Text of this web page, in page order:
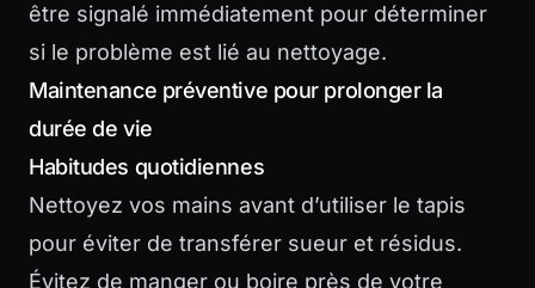
être signalé immédiatement pour déterminer
si le problème est lié au nettoyage.
Maintenance préventive pour prolonger la
durée de vie
Habitudes quotidiennes
Nettoyez vos mains avant d’utiliser le tapis
pour éviter de transférer sueur et résidus.
Évitez de manger ou boire près de votre